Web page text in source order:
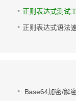
正则表达式测试
正则表达式语法
Base64加密/解